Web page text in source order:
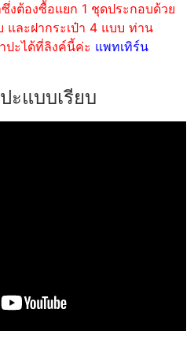
งต้องซื้อแยก 1 ชุดประกอบด้วย
และฝากระเป๋า 4 แบบ ท่าน
ปะได้ที่ลิงค์นี้ค่ะ แพทเทิร์น
ะแบบเรียบ